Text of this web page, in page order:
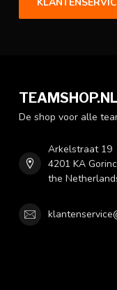
De shop voor alle
Arkelstraat 19
4201 KA
the